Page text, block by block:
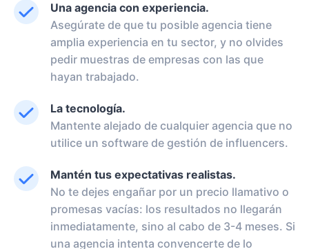
Una agencia con experiencia.
Asegúrate de que tu posible agencia tiene
amplia experiencia en tu sector, y no olvides
pedir muestras de empresas con las que
hayan trabajado.
La tecnología.
Mantente alejado de cualquier agencia que no
utilice un software de gestión de influencers.
Mantén tus expectativas realistas.
No te dejes engañar por un precio llamativo o
promesas vacías: los resultados no llegarán
inmediatamente, sino al cabo de 3-4 meses. Si
una agencia intenta convencerte de lo